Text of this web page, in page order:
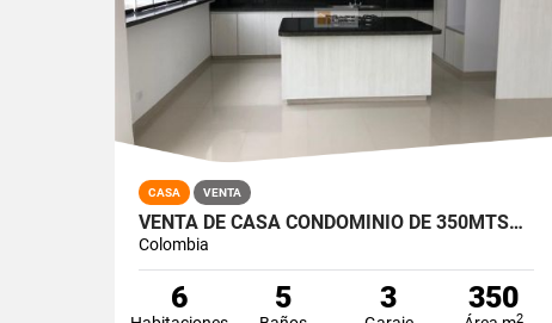
CASA VENTA
VENTA DE CASA CONDOMINIO DE 350MTS2, JAMUNDÍ, 8846.
Colombia
6 5 3 350
2